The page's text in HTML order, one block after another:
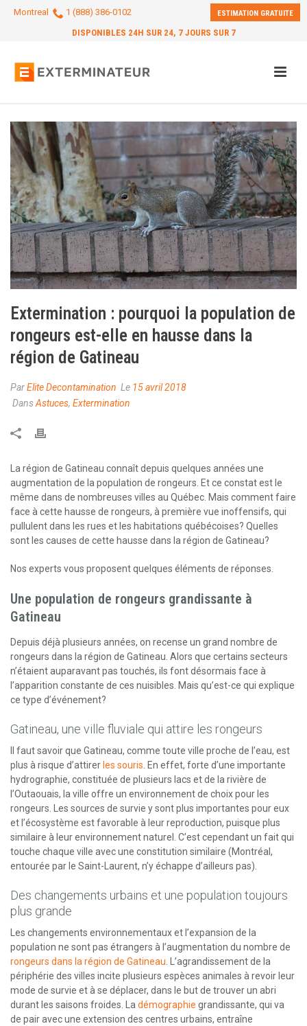
ESTIMATION GRATUITE
Montreal
1 (888) 386-0102
DISPONIBLES 24H SUR 24, 7 JOURS SUR 7
Extermination : pourquoi la population de
rongeurs est-elle en hausse dans la
région de Gatineau
ParElite Decontamination Le 15 avril 2018
DansAstuces, Extermination
La région de Gatineau connaît depuis quelques années une
augmentation de la population de rongeurs. Et ce constat est le
même dans de nombreuses villes au Québec. Mais comment faire
face à cette hausse de rongeurs, à première vue inoffensifs, qui
pullulent dans les rues et les habitations québécoises? Quelles
sont les causes de cette hausse dans la région de Gatineau?
Nos experts vous proposent quelques éléments de réponses.
Une population de rongeurs grandissante à
Gatineau
Depuis déjà plusieurs années, on recense un grand nombre de
rongeurs dans la région de Gatineau. Alors que certains secteurs
n’étaient auparavant pas touchés, ils font désormais face à
l’apparition constante de ces nuisibles. Mais qu’est-ce qui explique
ce type d’événement?
Gatineau, une ville fluviale qui attire les rongeurs
Il faut savoir que Gatineau, comme toute ville proche de l’eau, est
plus à risque d’attirer les souris . En effet, forte d’une importante
hydrographie, constituée de plusieurs lacs et de la rivière de
l’Outaouais, la ville offre un environnement de choix pour les
rongeurs. Les sources de survie y sont plus importantes pour eux
et l’écosystème est favorable à leur reproduction, puisque plus
similaire à leur environnement naturel. C’est cependant un fait qui
touche chaque ville avec une constitution similaire (Montréal,
entourée par le Saint-Laurent, n’y échappe d’ailleurs pas).
Des changements urbains et une population toujours
plus grande
Les changements environnementaux et l’expansion de la
population ne sont pas étrangers à l’augmentation du nombre de
rongeurs dans la région de Gatineau . L’agrandissement de la
périphérie des villes incite plusieurs espèces animales à revoir leur
mode de survie et à se déplacer, dans le but de trouver un abri
durant les saisons froides. La démographie grandissante, qui va
de pair avec une extension des centres urbains, entraîne